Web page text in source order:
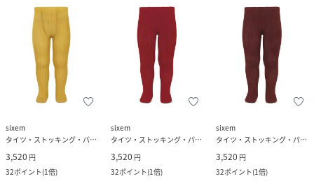
sixem
タイツ・ストッキング・パンスト
3,520 円
32ポイント(1倍)
sixem
タイツ・ストッキング・パンスト
3,520 円
32ポイント(1倍)
sixem
タイツ・ストッキング・パンスト
3,520 円
32ポイント(1倍)